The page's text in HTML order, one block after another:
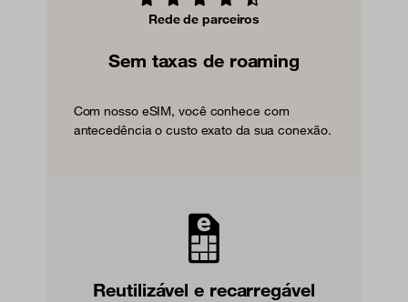
Rede de parceiros
Sem taxas de roaming
Com nosso eSIM, você conhece com
antecedência o custo exato da sua conexão.
Reutilizável e recarregável